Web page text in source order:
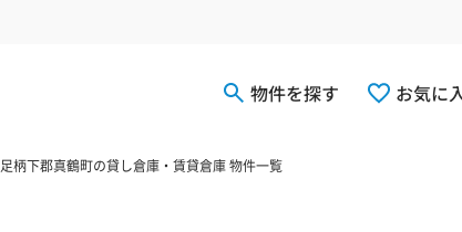
物件を探す お気に
足柄下郡真鶴町の貸し倉庫・賃貸倉庫 物件一覧